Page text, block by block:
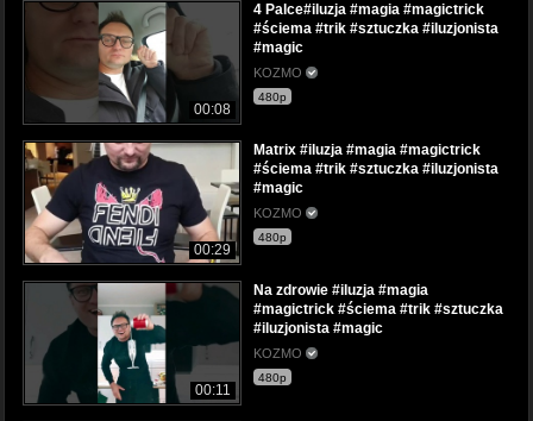
00:08
4 Palce#iluzja #magia #magictrick
#ściema #trik #sztuczka #iluzjonista
#magic
KOZMO
480p
00:29
Matrix #iluzja #magia #magictrick
#ściema #trik #sztuczka #iluzjonista
#magic
KOZMO
480p
00:11
Na zdrowie #iluzja #magia
#magictrick #ściema #trik #sztuczka
#iluzjonista #magic
KOZMO
480p